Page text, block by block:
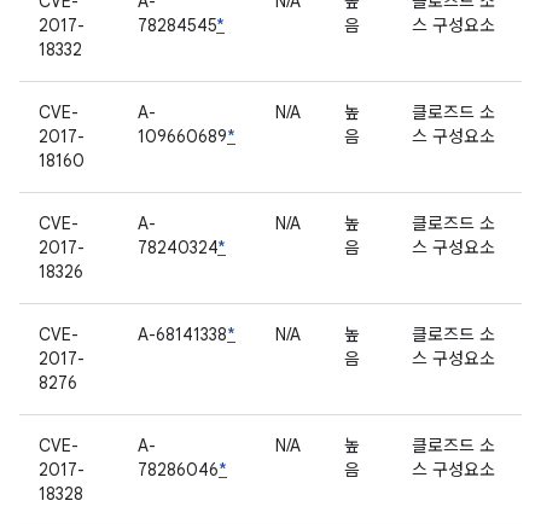
2017-
18332
78284545*
음
스 구성요소
CVE-
2017-
18160
A-
109660689*
N/A
높
음
클로즈드 소
스 구성요소
CVE-
2017-
18326
A-
78240324*
N/A
높
음
클로즈드 소
스 구성요소
CVE-
2017-
8276
A-68141338* N/A
높
음
클로즈드 소
스 구성요소
CVE-
2017-
18328
A-
78286046*
N/A
높
음
클로즈드 소
스 구성요소